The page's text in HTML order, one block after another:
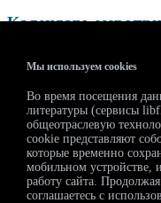
Календарь
Август 2026
>>
28 29 30 31 1
2
4 5 6 7 8
9
11 12 13 14 15 16
18 19 20 21 22 23
25 26 27 28 29 30
1 2 3 4 5 6
Мы используем cookies
Во время посещения
литературы (сервисы
общеотраслевую
cookie представляют
которые временно
мобильном устройстве,
работу сайта.
соглашаетесь с